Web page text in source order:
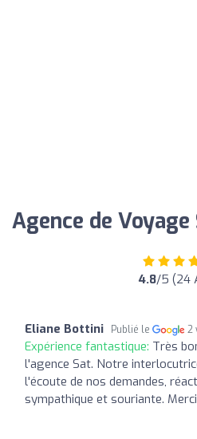
Agence de Voyage
4.8/5 (24
Eliane Bottini Publié le 2
Expérience fantastique: Très
l'agence Sat. Notre
l'écoute de nos demandes,
sympathique et souriante.